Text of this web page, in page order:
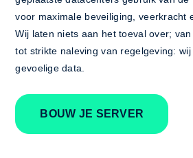
voor maximale beveiliging, veerkracht
Wij laten niets aan het toeval over;
tot strikte naleving van regelgeving:
gevoelige data.
BOUW JE SERVER